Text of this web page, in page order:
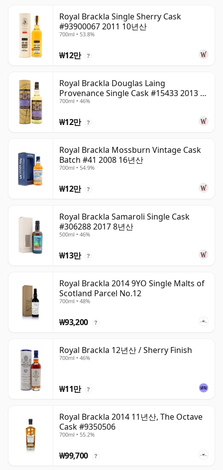
Royal Brackla Single Sherry Cask
#93900067 2011 10년산
700ml • 53.8%
₩12만 ?
Royal Brackla Douglas Laing
Provenance Single Cask #15433 2013 8
년산
700ml • 46%
₩12만 ?
Royal Brackla Mossburn Vintage Cask
Batch #41 2008 16년산
700ml • 54.9%
₩12만 ?
Royal Brackla Samaroli Single Cask
#306288 2017 8년산
500ml • 46%
₩13만 ?
Royal Brackla 2014 9YO Single Malts of
Scotland Parcel No.12
700ml • 48%
₩93,200 ?
Royal Brackla 12년산 / Sherry Finish
700ml • 46%
₩11만 ?
Royal Brackla 2014 11년산, The Octave
Cask #9350506
700ml • 55.2%
₩99,700 ?